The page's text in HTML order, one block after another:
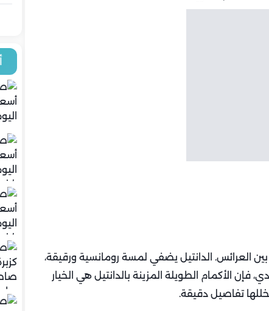
بين العرائس. الدانتيل يضفي لمسة رومانسية ورقيقة،
فإن الأكمام الطويلة المزينة بالدانتيل هي الخيار
تفاصيل دقيقة.